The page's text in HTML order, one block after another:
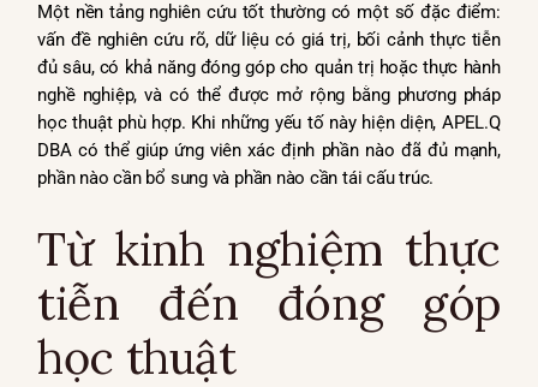
Một nền tảng nghiên cứu tốt thường có một số đặc điểm:
vấn đề nghiên cứu rõ, dữ liệu có giá trị, bối cảnh thực tiễn
đủ sâu, có khả năng đóng góp cho quản trị hoặc thực hành
nghề nghiệp, và có thể được mở rộng bằng phương pháp
học thuật phù hợp. Khi những yếu tố này hiện diện, APEL.Q
DBA có thể giúp ứng viên xác định phần nào đã đủ mạnh,
phần nào cần bổ sung và phần nào cần tái cấu trúc.
Từ kinh nghiệm thực
tiễn đến đóng góp
học thuật